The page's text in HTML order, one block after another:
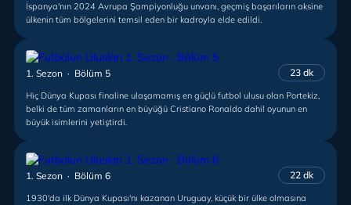
İspanya'nın 2024 Avrupa Şampiyonluğu unvanı, geçmiş başarıların aksine
ülkenin tüm bölgelerini temsil eden bir kadroyla elde edildi.
1. Sezon · Bölüm 5 23 dk
Hiç Dünya Kupası finaline ulaşamamış en güçlü futbol ulusu olan Portekiz,
belki de tüm zamanların en büyüğü Cristiano Ronaldo dahil oyunun en
büyük isimlerini yetiştirdi.
1. Sezon · Bölüm 6 22 dk
1930'da ilk Dünya Kupası'nı kazanan Uruguay, küçük bir ülke olmasına